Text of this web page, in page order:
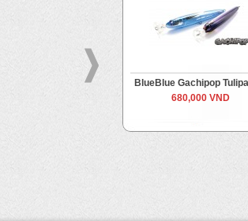
BlueBlue Gachipop
680,000 VND